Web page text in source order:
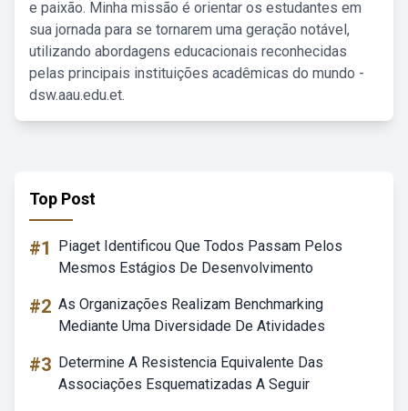
e paixão. Minha missão é orientar os estudantes em
sua jornada para se tornarem uma geração notável,
utilizando abordagens educacionais reconhecidas
pelas principais instituições acadêmicas do mundo -
dsw.aau.edu.et.
Top Post
#1
Piaget Identificou Que Todos Passam Pelos
Mesmos Estágios De Desenvolvimento
#2 As Organizações Realizam Benchmarking
Mediante Uma Diversidade De Atividades
#3 Determine A Resistencia Equivalente Das
Associações Esquematizadas A Seguir